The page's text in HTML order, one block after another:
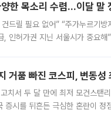
한 목소리 수렴…이달 말
드릴 필요 없어” “주가누르기방
, 인허가권 지닌 서울시가 중요
거품 빠진 코스피, 변동성
치서 두 달 만에 최저 모건스탠
증시를 뒤흔든 극심한 혼란이